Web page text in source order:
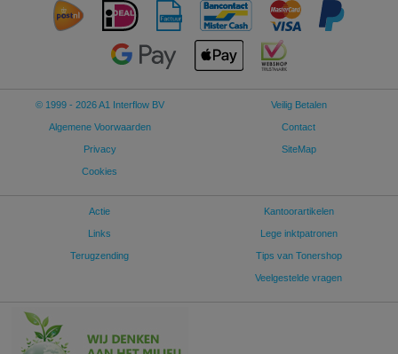
© 1999 - 2026 A1 Interflow BV
Algemene Voorwaarden
Privacy
Cookies
Veilig Betalen
Contact
SiteMap
Actie
Links
Terugzending
Kantoorartikelen
Lege inktpatronen
Tips van Tonershop
Veelgestelde vragen